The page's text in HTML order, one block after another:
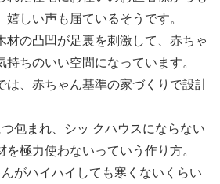
しい声も届ているそうです。
材の凸凹が足裏を刺激して、赤ちゃ
ちのいい空間になっています。
は、赤ちゃん基準の家づくりで設計
包まれ、シッ クハウスにならない
極力使わないっていう作り方。
がハイハイしても寒くないくらい